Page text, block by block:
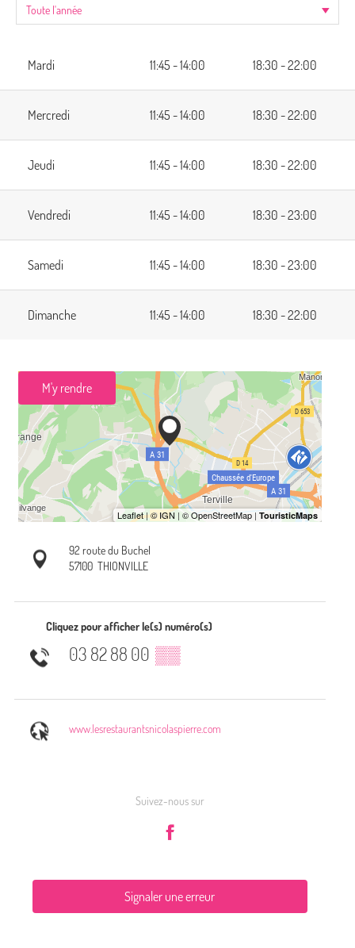
Mardi 11:45 - 14:00 18:30 - 22:00
Mercredi 11:45 - 14:00 18:30 - 22:00
Jeudi 11:45 - 14:00 18:30 - 22:00
Vendredi 11:45 - 14:00 18:30 - 23:00
Samedi 11:45 - 14:00 18:30 - 23:00
Dimanche 11:45 - 14:00 18:30 - 22:00
M'y rendre
92 route du Buchel
57100 THIONVILLE
Cliquez pour afficher le(s) numéro(s)
03 82 88 00 ▒▒
www.lesrestaurantsnicolaspierre.com
Suivez-nous sur
Signaler une erreur